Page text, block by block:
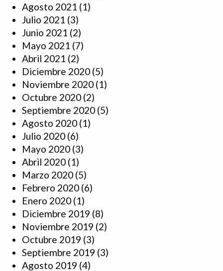
Agosto 2021 (1)
Julio 2021 (3)
Junio 2021 (2)
Mayo 2021 (7)
Abril 2021 (2)
Diciembre 2020 (5)
Noviembre 2020 (1)
Octubre 2020 (2)
Septiembre 2020 (5)
Agosto 2020 (1)
Julio 2020 (6)
Mayo 2020 (3)
Abril 2020 (1)
Marzo 2020 (5)
Febrero 2020 (6)
Enero 2020 (1)
Diciembre 2019 (8)
Noviembre 2019 (2)
Octubre 2019 (3)
Septiembre 2019 (3)
Agosto 2019 (4)